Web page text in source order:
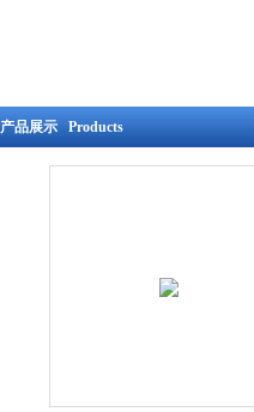
产品展示 Products